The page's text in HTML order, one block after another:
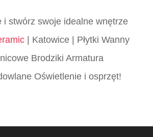
i stwórz swoje idealne wnętrze
| Katowice | Płytki Wanny
Brodziki Armatura
Oświetlenie i osprzęt!